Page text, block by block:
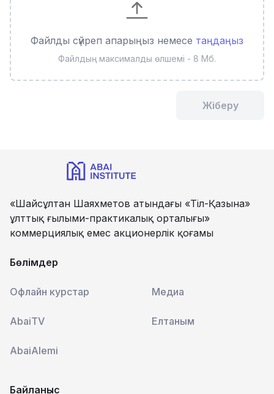
Файлды сүйреп апарыңыз немесе таңдаңыз
Файлдың максималды өлшемі - 8 Мб.
Жіберу
«Шайсұлтан Шаяхметов атындағы «Тіл-Қазына»
ұлттық ғылыми-практикалық орталығы»
коммерциялық емес акционерлік қоғамы
Бөлімдер
Офлайн курстар Медиа
AbaiTV Елтаным
AbaiAlemi
Байланыс